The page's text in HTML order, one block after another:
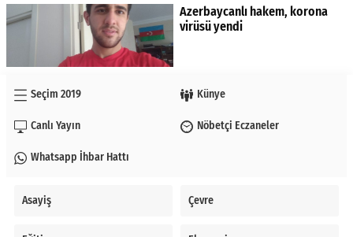
Azerbaycanlı hakem, korona
virüsü yendi
Seçim 2019 Künye
Canlı Yayın Nöbetçi Eczaneler
Whatsapp İhbar Hattı
Asayiş Çevre